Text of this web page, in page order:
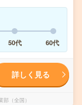
50代 60代
詳しく見る
（全国）